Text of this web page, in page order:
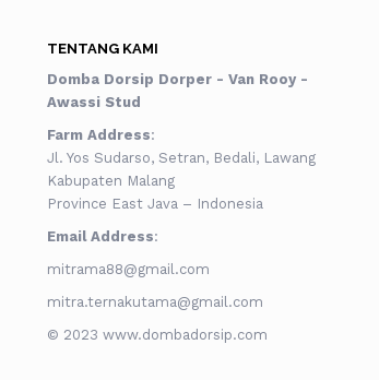
TENTANG KAMI
Domba Dorsip Dorper - Van Rooy -
Awassi Stud
Farm Address:
Jl. Yos Sudarso, Setran, Bedali, Lawang
Kabupaten Malang
Province East Java – Indonesia
Email Address:
mitrama88@gmail.com
mitra.ternakutama@gmail.com
© 2023 www.dombadorsip.com